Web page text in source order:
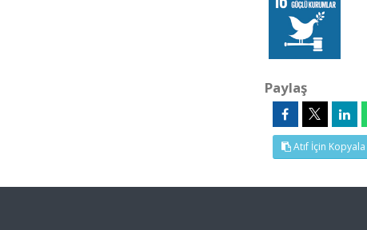
Paylaş
Atıf İçin Kopyala